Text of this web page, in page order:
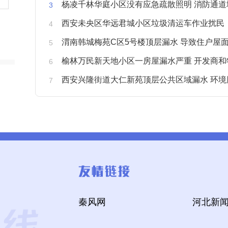
杨凌千林华庭小区没有应急疏散照明 消防通
西安未央区华远君城小区垃圾清运车作业扰民
渭南韩城梅苑C区5号楼顶层漏水 导致住户屋面被
榆林万民新天地小区一房屋漏水严重 开发商和物业不予
西安兴隆街道大仁新苑顶层公共区域漏水 环
秦风网 河北新